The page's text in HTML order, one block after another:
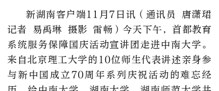
新湖南客户端11月7日讯（通讯员 唐潇珺
记者 易禹琳 摄影 雷畅）今天下午，首都教育
系统服务保障国庆活动宣讲团走进中南大学。
来自北京理工大学的10位师生代表讲述亲身参
与新中国成立70周年系列庆祝活动的难忘经